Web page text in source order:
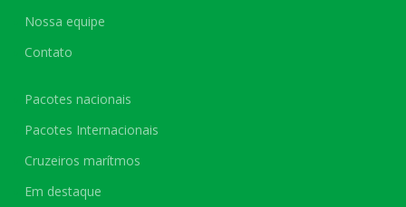
Nossa equipe
Contato
Pacotes nacionais
Pacotes Internacionais
Cruzeiros marítmos
Em destaque